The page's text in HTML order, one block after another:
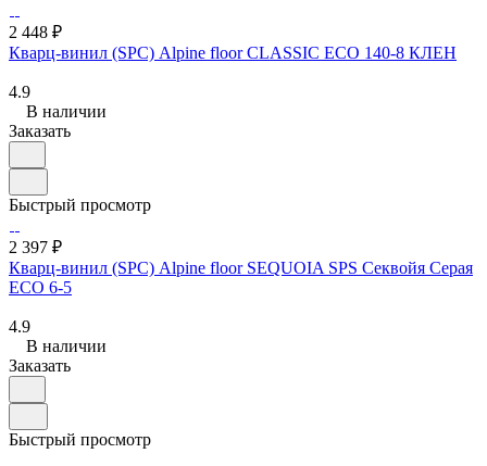
2 448 ₽
Кварц-винил (SPC) Alpine floor CLASSIC ЕСО 140-8 КЛЕН
4.9
В наличии
Заказать
Быстрый просмотр
2 397 ₽
Кварц-винил (SPC) Alpine floor SEQUOIA SPS Секвойя Серая
ЕСО 6-5
4.9
В наличии
Заказать
Быстрый просмотр